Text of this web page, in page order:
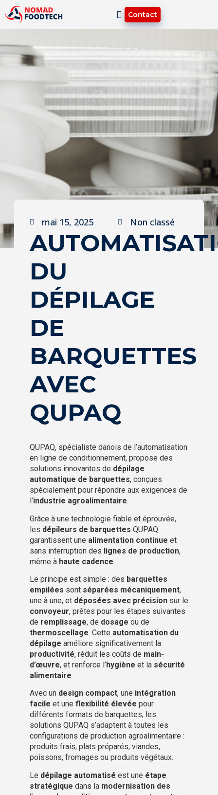
Contact
mai 15, 2025 Non classé
DU
DÉPILAGE
DE
BARQUETTES
AVEC
QUPAQ
QUPAQ, spécialiste danois de l’automatisation
en ligne de conditionnement, propose des
solutions innovantes de dépilage
automatique de barquettes, conçues
spécialement pour répondre aux exigences de
l’industrie agroalimentaire.
Grâce à une technologie fiable et éprouvée,
les dépileurs de barquettes QUPAQ
garantissent une alimentation continue et
sans interruption des lignes de production,
même à haute cadence.
Le principe est simple : des barquettes
empilées sont séparées mécaniquement,
une à une, et déposées avec précision sur le
convoyeur, prêtes pour les étapes suivantes
de remplissage, de dosage ou de
thermoscellage. Cette automatisation du
dépilage améliore significativement la
productivité, réduit les coûts de main-
d’œuvre, et renforce l’hygiène et la sécurité
alimentaire.
Avec un design compact, une intégration
facile et une flexibilité élevée pour
différents formats de barquettes, les
solutions QUPAQ s’adaptent à toutes les
configurations de production agroalimentaire :
produits frais, plats préparés, viandes,
poissons, fromages ou produits végétaux.
Le dépilage automatisé est une étape
stratégique dans la modernisation des